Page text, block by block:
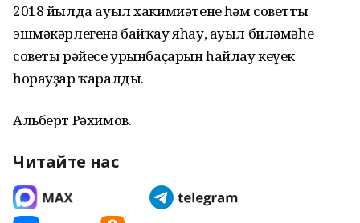
2018 йылда ауыл хакимиәтенең һәм советтың
эшмәкәрлегенә байҡау яһау, ауыл биләмәһе
советы рәйесе урынбаҫарын һайлау кеүек
һорауҙар ҡаралды.
Альберт Рәхимов.
Читайте нас